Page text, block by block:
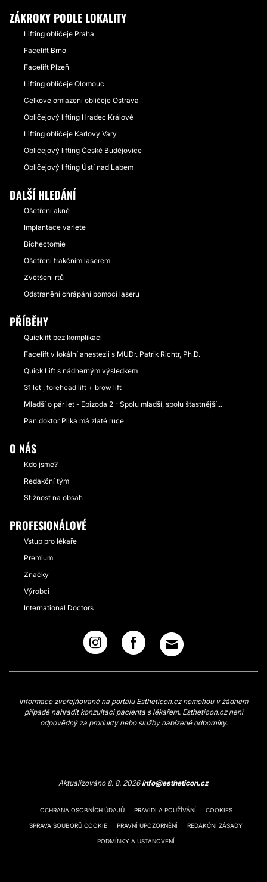
ZÁKROKY PODLE LOKALITY
Lifting obličeje Praha
Facelift Brno
Facelift Plzeň
Lifting obličeje Olomouc
Celkové omlazení obličeje Ostrava
Obličejový lifting Hradec Králové
Lifting obličeje Karlovy Vary
Obličejový lifting České Budějovice
Obličejový lifting Ústí nad Labem
DALŠÍ HLEDÁNÍ
Ošetření akné
Implantace varlete
Bichectomie
Ošetření frakčním laserem
Zvětšení rtů
Odstranění chrápání pomocí laseru
PŘÍBĚHY
Quicklift bez komplikací
Facelift v lokální anestezii s MUDr. Patrik Richtr, Ph.D.
Quick Lift s nádherným výsledkem
31 let , forehead lift + brow lift
Mladší o pár let - Epizoda 2 - Spolu mladší, spolu šťastnější...
Pan doktor Pilka má zlaté ruce
O NÁS
Kdo jsme?
Redakční tým
Stížnost na obsah
PROFESIONÁLOVÉ
Vstup pro lékaře
Premium
Značky
Výrobci
International Doctors
Informace zveřejňované na portálu Estheticon.cz nemohou v žádném
případě nahradit konzultaci pacienta s lékařem. Estheticon.cz není
odpovědný za produkty nebo služby nabízené odborníky.
Aktualizováno 8. 8. 2026info@estheticon.cz
OCHRANA OSOBNÍCH ÚDAJŮ PRAVIDLA POUŽÍVÁNÍ COOKIES
SPRÁVA SOUBORŮ COOKIE PRÁVNÍ UPOZORNĚNÍ REDAKČNÍ ZÁSADY
PODMÍNKY A USTANOVENÍ